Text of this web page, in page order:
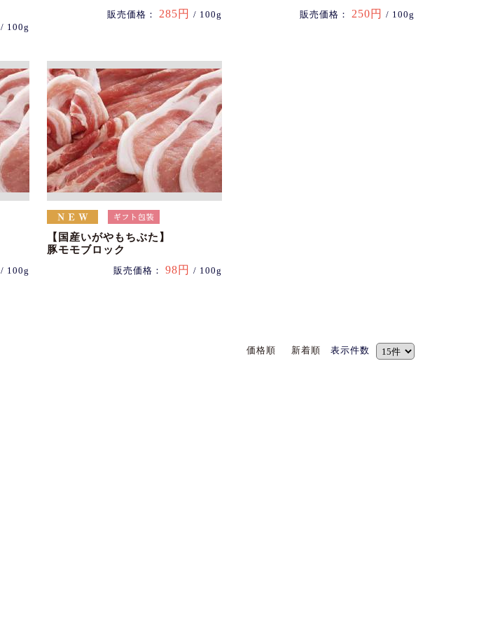
/ 100g
販売価格： 285円 / 100g 販売価格： 250円 / 100g
/ 100g
【国産いがやもちぶた】
豚モモブロック
販売価格： 98円 / 100g
価格順 新着順 表示件数